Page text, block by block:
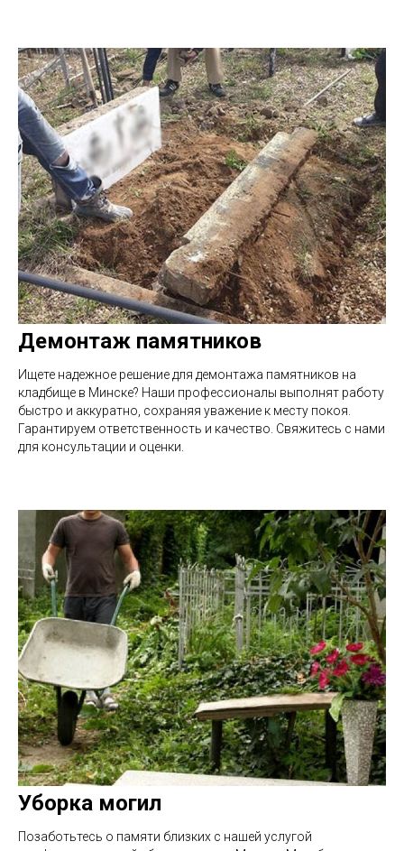
Демонтаж памятников
Ищете надежное решение для демонтажа памятников на
кладбище в Минске? Наши профессионалы выполнят работу
быстро и аккуратно, сохраняя уважение к месту покоя.
Гарантируем ответственность и качество. Свяжитесь с нами
для консультации и оценки.
Уборка могил
Позаботьтесь о памяти близких с нашей услугой